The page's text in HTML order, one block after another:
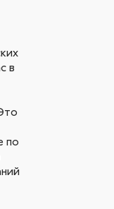
в
по